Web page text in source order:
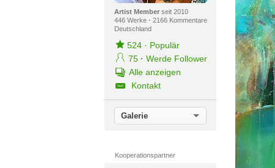
Artist Memberseit 2010
446 Werke · 2166 Kommentare
Deutschland
524· Populär
75 · Werde Follower
Alle anzeigen
Kontakt
Galerie
Kooperationspartner